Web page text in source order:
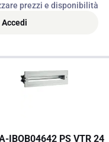
prezzi e disponibilità
Accedi
-IBOB04642 PS VTR 24